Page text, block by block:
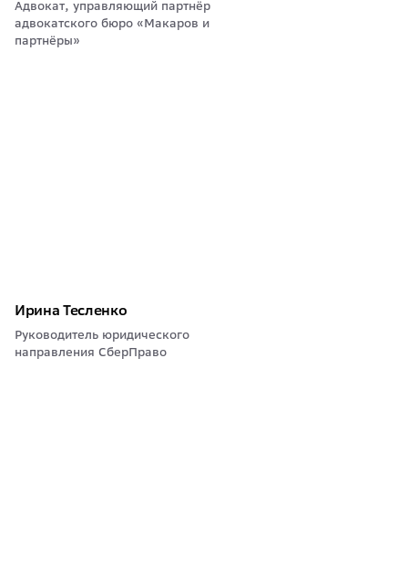
Адвокат, управляющий партнёр
адвокатского бюро «Макаров и
партнёры»
Ирина Тесленко
Руководитель юридического
направления СберПраво